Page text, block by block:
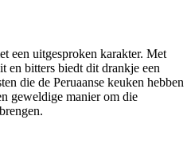
een uitgesproken karakter. Met
en bitters biedt dit drankje een
die de Peruaanse keuken hebben
geweldige manier om die